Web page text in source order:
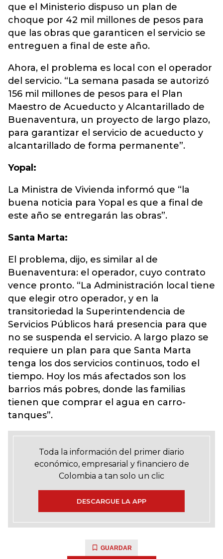
que el Ministerio dispuso un plan de
choque por 42 mil millones de pesos para
que las obras que garanticen el servicio se
entreguen a final de este año.
Ahora, el problema es local con el operador
del servicio. “La semana pasada se autorizó
156 mil millones de pesos para el Plan
Maestro de Acueducto y Alcantarillado de
Buenaventura, un proyecto de largo plazo,
para garantizar el servicio de acueducto y
alcantarillado de forma permanente”.
Yopal:
La Ministra de Vivienda informó que “la
buena noticia para Yopal es que a final de
este año se entregarán las obras”.
Santa Marta:
El problema, dijo, es similar al de
Buenaventura: el operador, cuyo contrato
vence pronto. “La Administración local tiene
que elegir otro operador, y en la
transitoriedad la Superintendencia de
Servicios Públicos hará presencia para que
no se suspenda el servicio. A largo plazo se
requiere un plan para que Santa Marta
tenga los dos servicios continuos, todo el
tiempo. Hoy los más afectados son los
barrios más pobres, donde las familias
tienen que comprar el agua en carro-
tanques”.
Toda la información del primer diario
económico, empresarial y financiero de
Colombia a tan solo un clic
DESCARGUE LA APP
GUARDAR